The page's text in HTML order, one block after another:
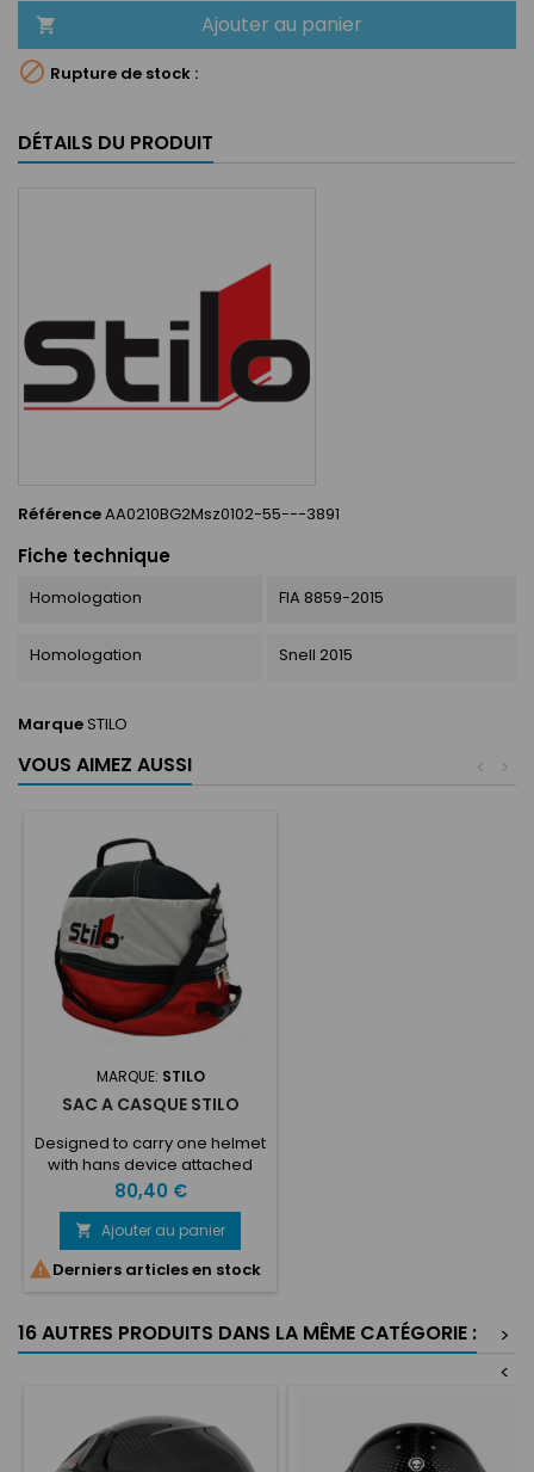
 Ajouter au panier
 Rupture de stock :
DÉTAILS DU PRODUIT
RéférenceAA0210BG2Msz0102-55---3891
Fiche technique
Homologation FIA 8859-2015
Homologation Snell 2015
Marque STILO
VOUS AIMEZ AUSSI >
<
MARQUE: STILO
SAC A CASQUE STILO
Designed to carry one helmet
with hans device attached
Constructed of nylon and
neoprene
Prix
80,40 €
 Ajouter au panier
Derniers articles en stock
16 AUTRES PRODUITS DANS LA MÊME CATÉGORIE :
>
<